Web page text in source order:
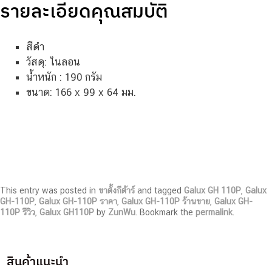
รายละเอียดคุณสมบัติ
สีดำ
วัสดุ: ไนลอน
น้ำหนัก : 190 กรัม
ขนาด: 166 x 99 x 64 มม.
This entry was posted in ขาตั้งกีต้าร์ and tagged Galux GH 110P Galux
GH-110P Galux GH-110P ราคา Galux GH-110P ร้านขาย Galux GH-
110P รีวิว Galux GH110P by ZunWu . Bookmark the permalink
สินค้าแนะนำ